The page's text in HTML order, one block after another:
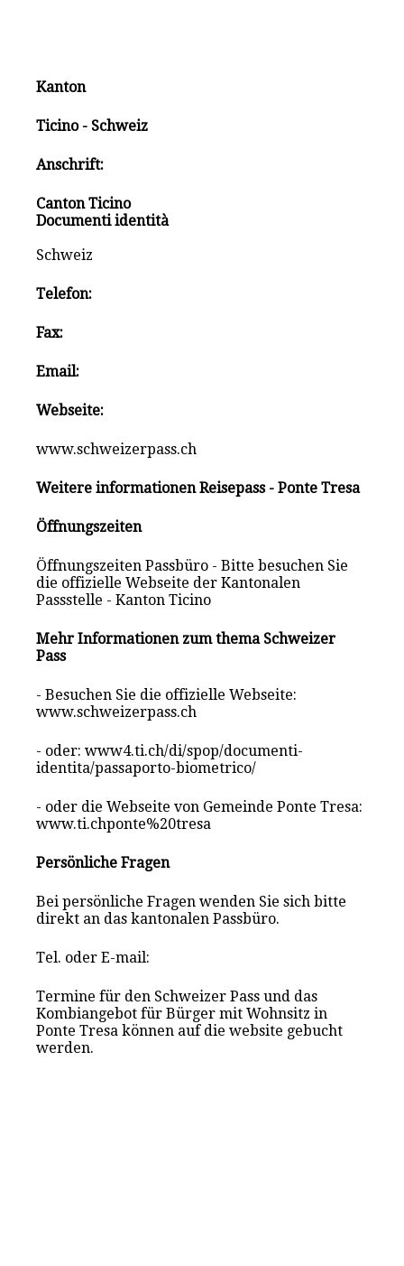
Kanton
Ticino - Schweiz
Anschrift:
Canton Ticino
Documenti identità
Schweiz
Telefon:
Fax:
Email:
Webseite:
www.schweizerpass.ch
Weitere informationen Reisepass - Ponte Tresa
Öffnungszeiten
Öffnungszeiten Passbüro - Bitte besuchen Sie
die offizielle Webseite der Kantonalen
Passstelle - Kanton Ticino
Mehr Informationen zum thema Schweizer
Pass
- Besuchen Sie die offizielle Webseite:
www.schweizerpass.ch
- oder: www4.ti.ch/di/spop/documenti-
identita/passaporto-biometrico/
- oder die Webseite von Gemeinde Ponte Tresa:
www.ti.chponte%20tresa
Persönliche Fragen
Bei persönliche Fragen wenden Sie sich bitte
direkt an das kantonalen Passbüro.
Tel. oder E-mail:
Termine für den Schweizer Pass und das
Kombiangebot für Bürger mit Wohnsitz in
Ponte Tresa können auf die website gebucht
werden.